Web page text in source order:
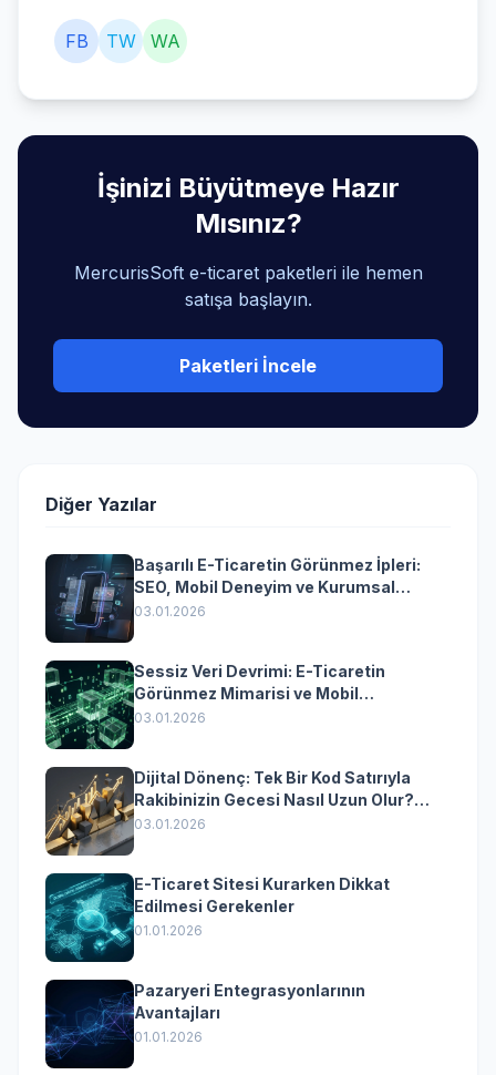
FB TW WA
İşinizi Büyütmeye Hazır
Mısınız?
MercurisSoft e-ticaret paketleri ile hemen
satışa başlayın.
Paketleri İncele
Diğer Yazılar
Başarılı E-Ticaretin Görünmez İpleri:
SEO, Mobil Deneyim ve Kurumsal
Yazılımın Kazandıran Senkronizasyonu
03.01.2026
Sessiz Veri Devrimi: E-Ticaretin
Görünmez Mimarisi ve Mobil
Dönüşümün Kurumsal Anahtarı
03.01.2026
Dijital Dönenç: Tek Bir Kod Satırıyla
Rakibinizin Gecesi Nasıl Uzun Olur?
(Kurumsal Yazılımın Güçlü Rolü)
03.01.2026
E-Ticaret Sitesi Kurarken Dikkat
Edilmesi Gerekenler
01.01.2026
Pazaryeri Entegrasyonlarının
Avantajları
01.01.2026